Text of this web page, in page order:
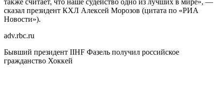
сказал президент КХЛ Алексей Морозов (цитата по «РИА
Новости»).
adv.rbc.ru
Бывший президент IIHF Фазель получил российское
гражданство Хоккей